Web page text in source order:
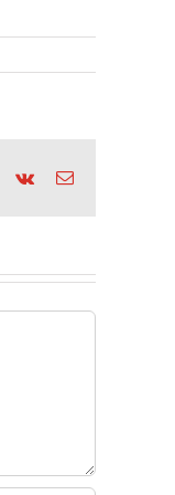
Pinterest
Vk
Correo